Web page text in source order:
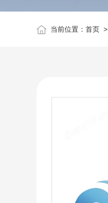
当前位置： 首页>